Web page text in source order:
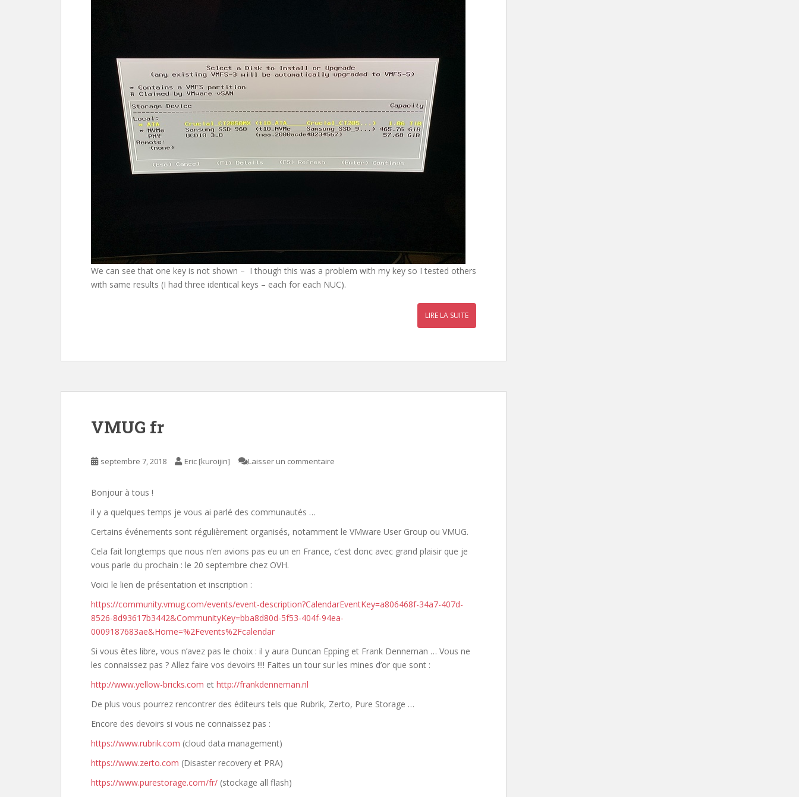
We can see that one key is not shown – I though this was a problem with my key so I tested others
with same results (I had three identical keys – each for each NUC).
LIRE LA SUITE
VMUG fr
septembre 7, 2018 Eric [kuroijin] Laisser un commentaire
Bonjour à tous !
il y a quelques temps je vous ai parlé des communautés …
Certains événements sont régulièrement organisés, notamment le VMware User Group ou VMUG.
Cela fait longtemps que nous n’en avions pas eu un en France, c’est donc avec grand plaisir que je
vous parle du prochain : le 20 septembre chez OVH.
Voici le lien de présentation et inscription :
https://community.vmug.com/events/event-description?CalendarEventKey=a806468f-34a7-407d-
8526-8d93617b3442&CommunityKey=bba8d80d-5f53-404f-94ea-
0009187683ae&Home=%2Fevents%2Fcalendar
Si vous êtes libre, vous n’avez pas le choix : il y aura Duncan Epping et Frank Denneman … Vous ne
les connaissez pas ? Allez faire vos devoirs !!!! Faites un tour sur les mines d’or que sont :
http://www.yellow-bricks.com et http://frankdenneman.nl
De plus vous pourrez rencontrer des éditeurs tels que Rubrik, Zerto, Pure Storage …
Encore des devoirs si vous ne connaissez pas :
https://www.rubrik.com (cloud data management)
https://www.zerto.com (Disaster recovery et PRA)
https://www.purestorage.com/fr/ (stockage all flash)